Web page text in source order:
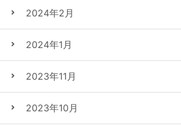
2024年2月
2024年1月
2023年11月
2023年10月